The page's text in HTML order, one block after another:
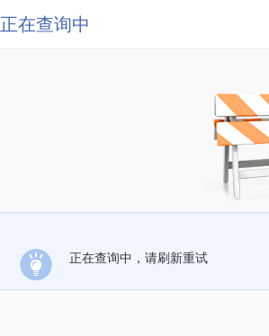
正在查询中
正在查询中，请刷新重试